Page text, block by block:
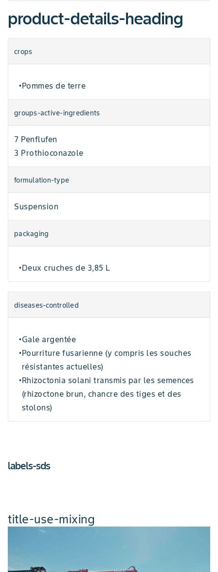
product-details-heading
crops
•Pommes de terre
groups-active-ingredients
7 Penflufen
3 Prothioconazole
formulation-type
Suspension
packaging
•Deux cruches de 3,85 L
diseases-controlled
•Gale argentée
•Pourriture fusarienne (y compris les souches
résistantes actuelles)
•Rhizoctonia solani transmis par les semences
(rhizoctone brun, chancre des tiges et des
stolons)
labels-sds
title-use-mixing